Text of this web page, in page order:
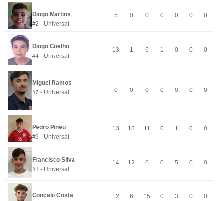
Diogo Martins
#2 - Universal
5 0 0 0 0 0 0
Diogo Coelho
#4 - Universal
13 1 6 1 0 0 0
Miguel Ramos
#7 - Universal
0 0 0 0 0 0 0
Pedro Pineu
#9 - Universal
13 13 11 0 1 0 0
Francisco Silva
#3 - Universal
14 12 6 0 5 0 0
Gonçalo Costa
12 6 15 0 3 0 0